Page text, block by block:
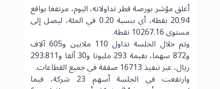
أغلق مؤشر بورصة قطر تداولاته، اليوم، مرتفعا بواقع
20.94 نقطة، أي بنسبة 0.20 في المئة، ليصل إلى
مستوى 10267.16 نقطة.
وتم خلال الجلسة تداول 110 ملايين و605 آلاف
و872 سهما، بقيمة 293 مليونا و30 ألفا و293.811
ريال، عبر تنفيذ 16713 صفقة في جميع القطاعات.
وارتفعت في الجلسة أسهم 23 شركة، فيما